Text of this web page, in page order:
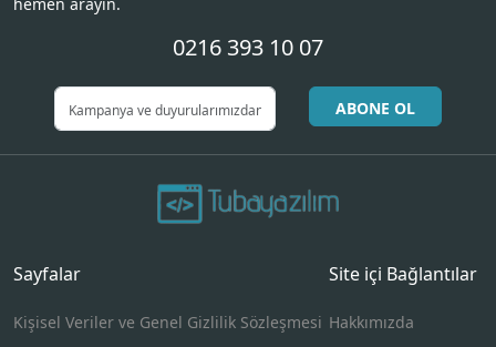
0216 393 10 07
ABONE OL
Sayfalar
Kişisel Veriler ve Genel Gizlilik Sözleşmesi
Site içi Bağlantılar
Hakkımızda